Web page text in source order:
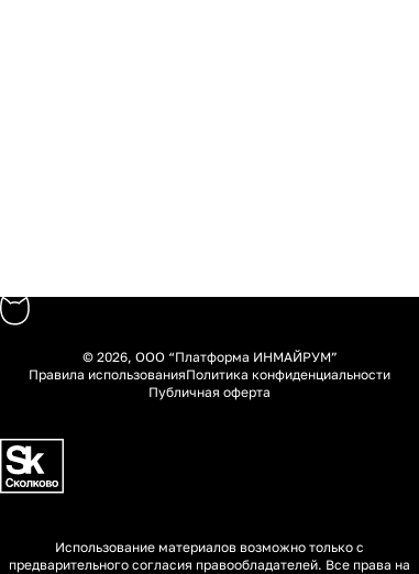
© 2026, ООО “Платформа ИНМАЙРУМ”
Правила использованияПолитика конфиденциальности
Публичная оферта
Использование материалов возможно только с
предварительного согласия правообладателей. Все права на